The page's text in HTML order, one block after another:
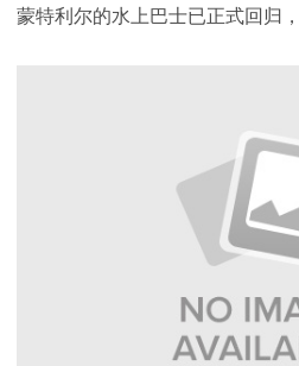
蒙特利尔的水上巴士已正式回归